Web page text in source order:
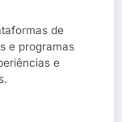
de
e programas
e